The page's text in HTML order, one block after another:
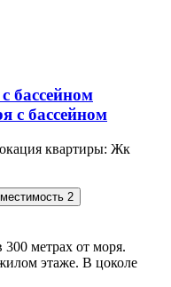
бассейном
квартиры: Жк
2
300 метрах от моря.
этаже. В цоколе